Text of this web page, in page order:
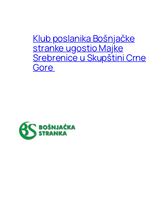
Klub poslanika Bošnjačke
stranke ugostio Majke
Srebrenice u Skupštini Crne
Gore